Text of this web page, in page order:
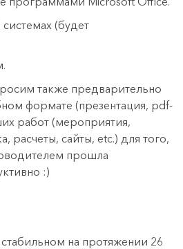
(будет
также предварительно
формате (презентация, pdf-
работ (мероприятия,
расчеты, сайты, etc.) для того,
прошла
:)
на протяжении 26